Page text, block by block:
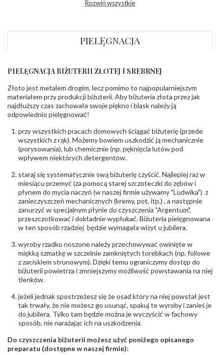
INNE PARAMETRY
Producent
odpowiedzialny:
Łazur sp.j. Kowalowy 134 38-200 Jasło; NIP:
6850004631; tel.13 44 56 100;
biuro@obraczki.pl ,PZ Stelmach Sp. z o.o. ul.
Północna 22 45-805 Opole; NIP 7542889545;
Tel. +48 77 54 90 100; biuro@stelmach.pl
Bezpieczeństwo
- rodzaj
ostrzeżenia:
Nie nadaje się dla dzieci w wieku poniżej 3 lat
, Elementy w wyrobie wykonane z białego złota
zawierają nikiel
Rozwiń wszystkie
PIELĘGNACJA
PIELĘGNACJA BIŻUTERII ZŁOTEJ I SREBRNEJ
Złoto jest metalem drogim, lecz pomimo to najpopularniejszym
materiałem przy produkcji biżuterii. Aby biżuteria złota przez jak
najdłuższy czas zachowała swoje piękno i blask należy ją
odpowiednio pielęgnować!
przy wszystkich pracach domowych ściągać biżuterię (przede
wszystkich z rąk). Możemy bowiem uszkodzić ją mechanicznie
(porysowania), lub chemicznie (np. pęknięcia lutów pod
wpływem niektórych detergentów.
staraj się systematycznie swą biżuterię czyścić. Najlepiej raz w
miesiącu przemyć (za pomocą starej szczoteczki do zębów i
płynem do mycia naczyń (w naszej firmie używamy "Ludwika") z
zanieczyszczeń mechanicznych (kremy, pot, itp.) , a następnie
zanurzyć w specjalnym płynie do czyszczenia "Argentum",
przeszczotkować i dokładnie wypłukać. Biżuteria pielęgnowana
w ten sposób rzadziej będzie wymagała wizyt u jubilera.
wyroby rzadko noszone należy przechowywać owinięte w
miękką szmatkę w szczelnie zamkniętych torebkach (np. foliowe
z zaciskiem strunowym). Dzięki temu ograniczymy dostęp do
biżuterii powietrza i zmniejszymy możliwość powstawania na niej
tlenków.
jeżeli jednak spostrzeżesz się że osad który na niej powstał jest
tak trwały, że nie możesz go usunąć, spakuj te wyroby i zanieś je
do jubilera. Tylko tam będzie można je wyczyścić w fachowy
sposób, nie narażając ich na uszkodzenia.
Do czyszczenia biżuterii możesz użyć poniżego opisanego
preparatu (dostępne w naszej firmie):